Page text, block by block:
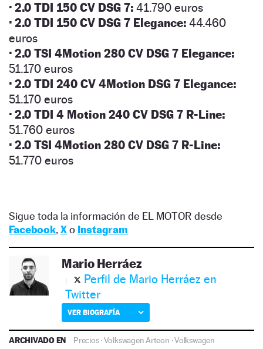
· 2.0 TDI 150 CV DSG 7: 41.790 euros
· 2.0 TDI 150 CV DSG 7 Elegance: 44.460
euros
· 2.0 TSI 4Motion 280 CV DSG 7 Elegance:
51.170 euros
· 2.0 TDI 240 CV 4Motion DSG 7 Elegance:
51.170 euros
· 2.0 TDI 4 Motion 240 CV DSG 7 R-Line:
51.760 euros
· 2.0 TSI 4Motion 280 CV DSG 7 R-Line:
51.770 euros
Sigue toda la información de EL MOTOR desde
Facebook, Xo Instagram
Mario Herráez
Perfil de Mario Herráez en
Twitter
VER BIOGRAFÍA
ARCHIVADO EN Precios·Volkswagen Arteon ·Volkswagen